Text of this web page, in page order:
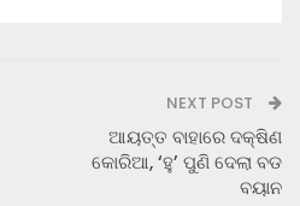
NEXT POST
ଆୟତ୍ତ ବାହାରେ ଦକ୍ଷିଣ
କୋରିଆ, ‘ହୁ’ ପୁଣି ଦେଲା ବଡ
ବୟାନ